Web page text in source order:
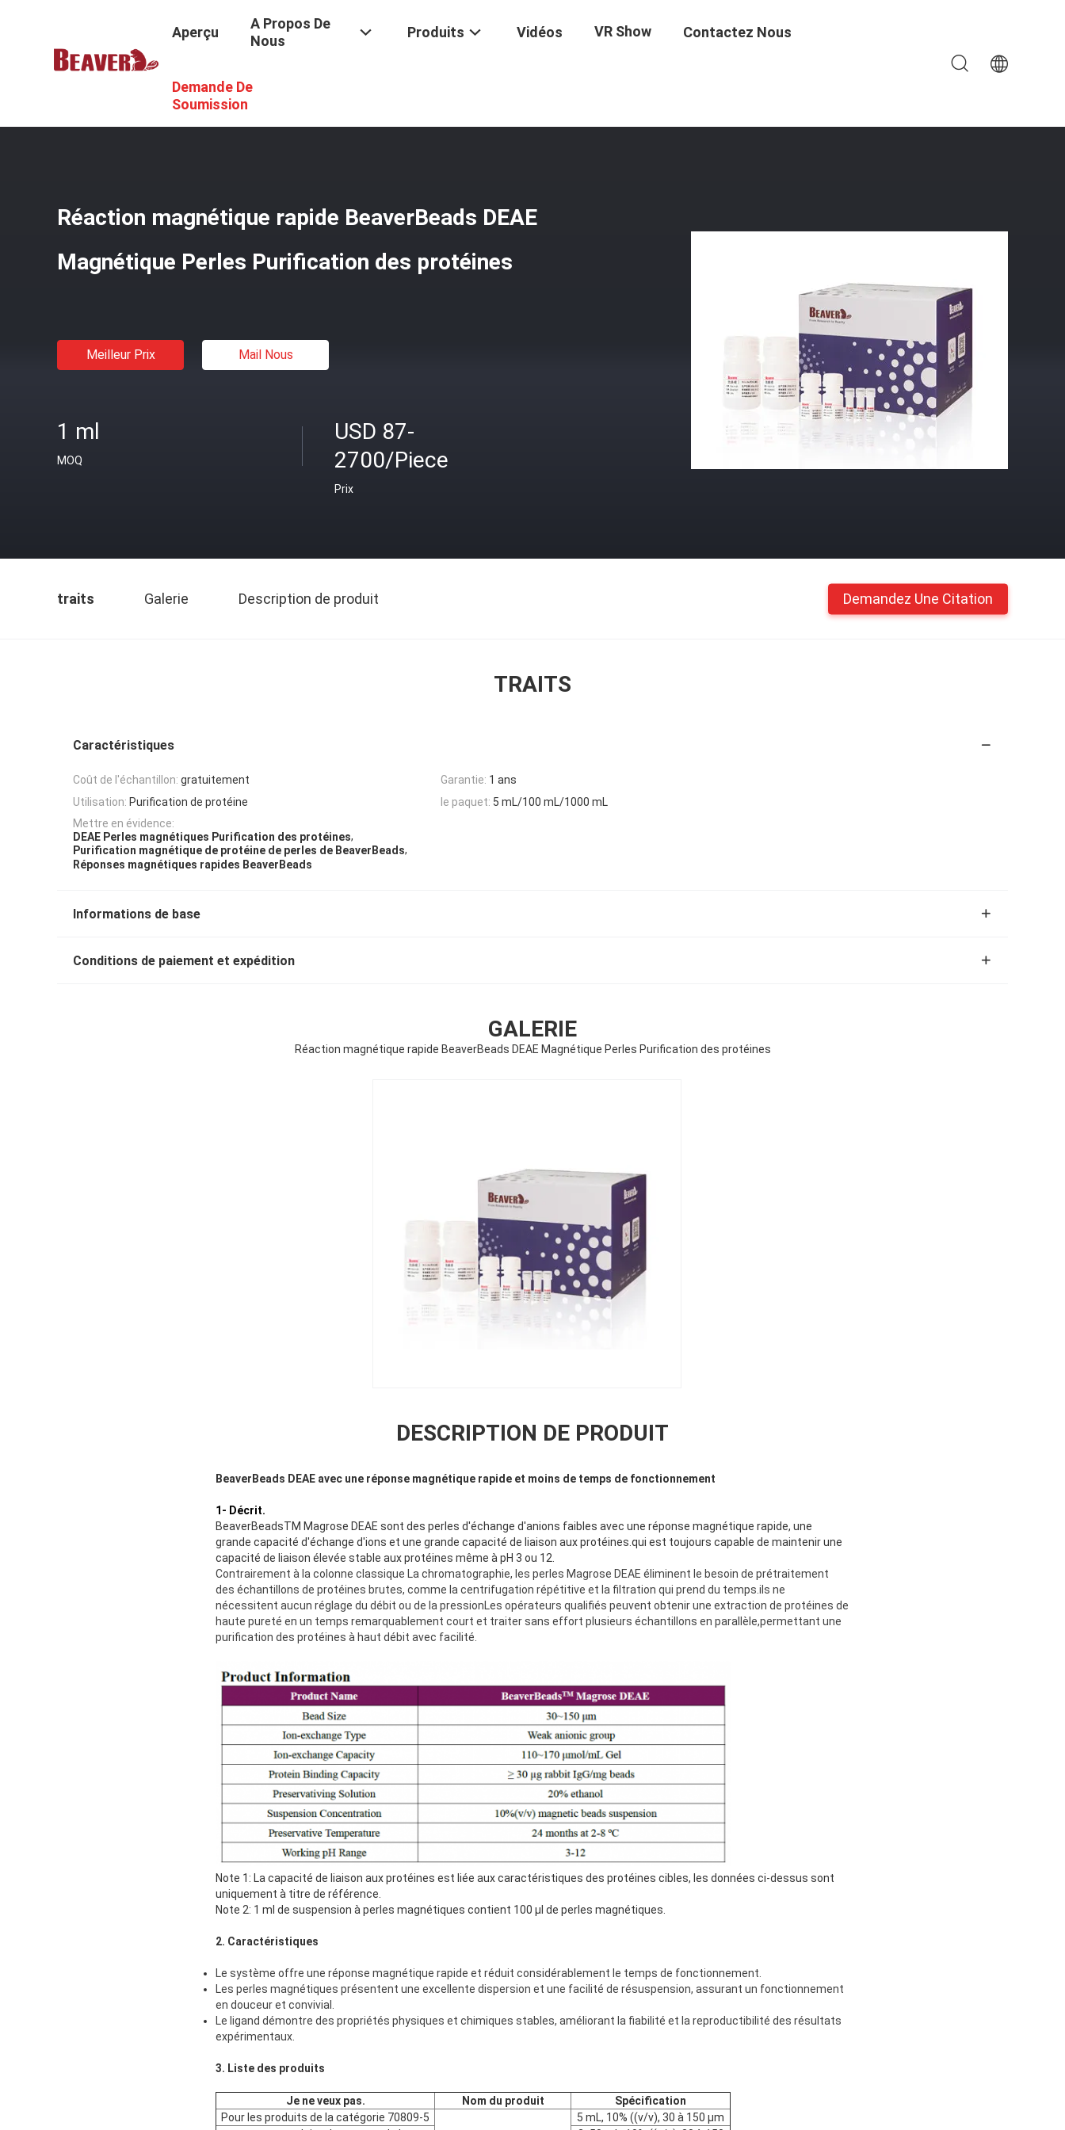
Aperçu
A Propos De
Nous
Produits Vidéos VR Show Contactez Nous
Demande De
Soumission
Purification Magnétique De Protéine De Perles
Réaction magnétique rapide BeaverBeads DEAE
Magnétique Perles Purification des protéines
Meilleur Prix Mail Nous
1 ml
MOQ
USD 87-
2700/Piece
Prix
traits Galerie Description de produit Demandez Une Citation
TRAITS
Caractéristiques
Coût de l'échantillon: gratuitement Garantie: 1 ans
Utilisation: Purification de protéine le paquet: 5 mL/100 mL/1000 mL
Mettre en évidence:
DEAE Perles magnétiques Purification des protéines,
Purification magnétique de protéine de perles de BeaverBeads,
Réponses magnétiques rapides BeaverBeads
Informations de base
Conditions de paiement et expédition
GALERIE
Réaction magnétique rapide BeaverBeads DEAE Magnétique Perles Purification des protéines
DESCRIPTION DE PRODUIT
BeaverBeads DEAE avec une réponse magnétique rapide et moins de temps de fonctionnement
1- Décrit.
BeaverBeadsTM Magrose DEAE sont des perles d'échange d'anions faibles avec une réponse magnétique rapide, une
grande capacité d'échange d'ions et une grande capacité de liaison aux protéines.qui est toujours capable de maintenir une
capacité de liaison élevée stable aux protéines même à pH 3 ou 12.
Contrairement à la colonne classique La chromatographie, les perles Magrose DEAE éliminent le besoin de prétraitement
des échantillons de protéines brutes, comme la centrifugation répétitive et la filtration qui prend du temps.ils ne
nécessitent aucun réglage du débit ou de la pressionLes opérateurs qualifiés peuvent obtenir une extraction de protéines de
haute pureté en un temps remarquablement court et traiter sans effort plusieurs échantillons en parallèle,permettant une
purification des protéines à haut débit avec facilité.
Note 1: La capacité de liaison aux protéines est liée aux caractéristiques des protéines cibles, les données ci-dessus sont
uniquement à titre de référence.
Note 2: 1 ml de suspension à perles magnétiques contient 100 μl de perles magnétiques.
2. Caractéristiques
Le système offre une réponse magnétique rapide et réduit considérablement le temps de fonctionnement.
Les perles magnétiques présentent une excellente dispersion et une facilité de résuspension, assurant un fonctionnement
en douceur et convivial.
Le ligand démontre des propriétés physiques et chimiques stables, améliorant la fiabilité et la reproductibilité des résultats
expérimentaux.
3. Liste des produits
Je ne veux pas. Nom du produit
Spécification
Pour les produits de la catégorie 70809-5
5 mL, 10% ((v/v), 30 à 150 μm